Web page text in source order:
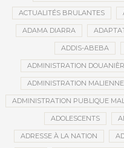
ACTUALITÉS BRULANTES
ADAMA DIARRA
ADDIS-ABEBA
ADMINISTRATION
ADMINISTRATION MALIENNE
ADMINISTRATION PUBLIQUE
ADOLESCENTS
ADRESSE À LA NATION